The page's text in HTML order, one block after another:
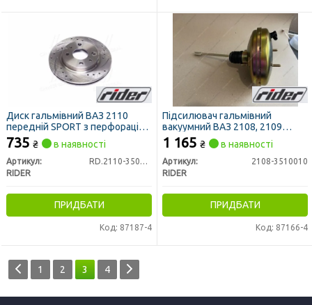
Диск гальмівний ВАЗ 2110
передній SPORT з перфорацією
(RIDER)
735 ₴ в наявності
Артикул:
RD.2110-3501070
RIDER
ПРИДБАТИ
Код: 87187-4
Підсилювач гальмівний
вакуумний ВАЗ 2108, 2109
(RIDER)
1 165 ₴ в наявності
Артикул:
2108-3510010
RIDER
ПРИДБАТИ
Код: 87166-4
1 2 3 4